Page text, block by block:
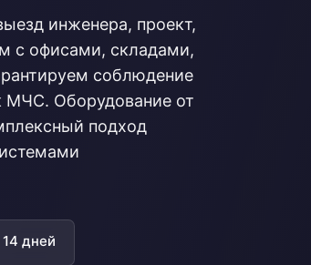
инженера, проект,
с офисами, складами,
соблюдение
Оборудование от
подход
дней